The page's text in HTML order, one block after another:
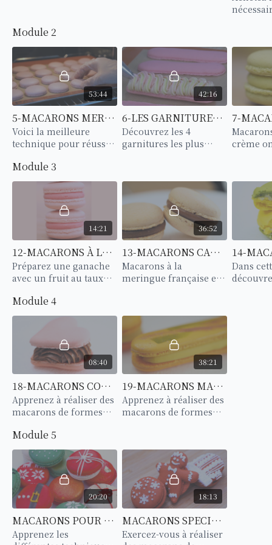
Module 2
53:44
5-MACARONS MERINGUE ITALIENNE
Voici la meilleure
technique pour réussir
meringue italienne.
42:16
6-LES GARNITURES DE BASE
Découvrez les 4
garnitures les plus
crème
Module 3
14:21
12-MACARONS À LA FRAISE
Préparez une ganache
avec un fruit au taux
comme la fraise.
36:52
13-MACARONS CARAMEL BEURRE SALÉ
Macarons à la
meringue française et
Dans
Module 4
08:40
18-MACARONS COEUR
Apprenez à réaliser des
macarons de formes
macarons cœur.
38:21
19-MACARONS MANGUE PASSION
Apprenez à réaliser des
macarons de formes
Module 5
20:20
MACARONS POUR NOËL
Apprenez les
18:13
MACARONS SPECIAL NOËL
Exercez-vous à réaliser